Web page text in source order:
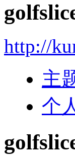
http://
主
个